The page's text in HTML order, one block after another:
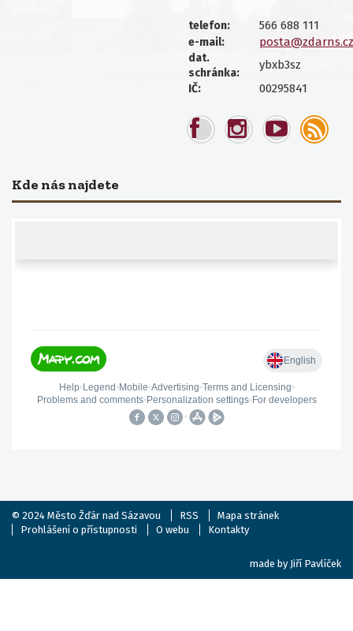
telefon: 566 688 111
e-mail: posta@zdarns.cz
dat.
schránka:
ybxb3sz
IČ: 00295841
Kde nás najdete
© 2024 Město Žďár nad Sázavou RSS
Mapa stránek
Prohlášení o přístupnosti
O webu Kontakty
made by Jiří Pavlíček